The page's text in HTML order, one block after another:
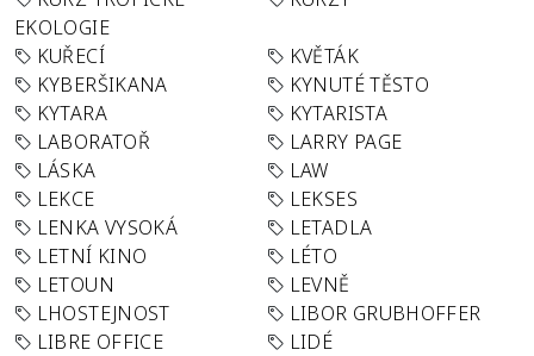
EKOLOGIE
KUŘECÍ
KVĚTÁK
KYBERŠIKANA
KYNUTÉ TĚSTO
KYTARA
KYTARISTA
LABORATOŘ
LARRY PAGE
LÁSKA
LAW
LEKCE
LEKSES
LENKA VYSOKÁ
LETADLA
LETNÍ KINO
LÉTO
LETOUN
LEVNĚ
LHOSTEJNOST
LIBOR GRUBHOFFER
LIBRE OFFICE
LIDÉ